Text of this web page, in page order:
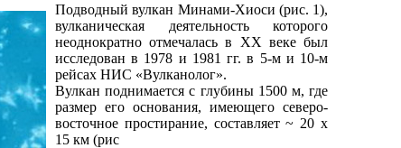
Подводный вулкан Минами-Хиоси (рис. 1),
вулканическая деятельность которого
неоднократно отмечалась в ХХ веке был
исследован в 1978 и 1981 гг. в 5-м и 10-м
рейсах НИС «Вулканолог».
Вулкан поднимается с глубины 1500 м, где
размер его основания, имеющего северо-
восточное простирание, составляет ~ 20 x
15 км (рис